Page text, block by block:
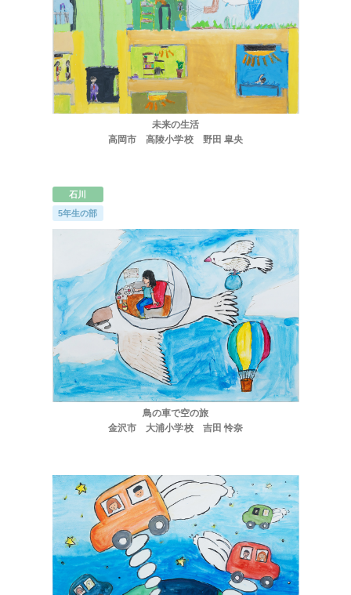
未来の生活
高岡市 高陵小学校 野田 皐央
石川
5年生の部
鳥の車で空の旅
金沢市 大浦小学校 吉田 怜奈